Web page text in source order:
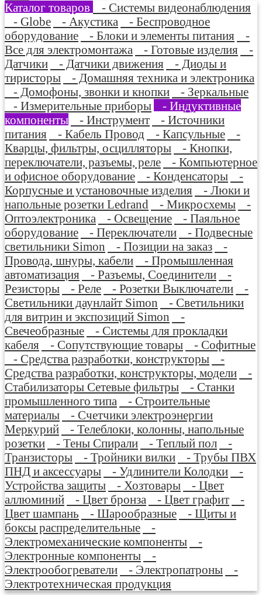
Каталог товаров
- Системы видеонаблюдения
- Globe
- Акустика
- Беспроводное
оборудование
- Блоки и элементы питания
-
Все для электромонтажа
- Готовые изделия
-
Датчики
- Датчики движения
- Диоды и
тиристоры
- Домашняя техника и электроника
- Домофоны, звонки и кнопки
- Зеркальные
- Измерительные приборы
- Индуктивные
компоненты
- Инструмент
- Источники
питания
- Кабель Провод - Капсульные
-
Кварцы, фильтры, осцилляторы
- Кнопки,
переключатели, разъемы, реле
- Компьютерное
и офисное оборудование
- Конденсаторы
-
Корпусные и установочные изделия
- Люки и
напольные розетки Ledrand
- Микросхемы
-
Оптоэлектроника
- Освещение
- Паяльное
оборудование
- Переключатели
- Подвесные
светильники Simon
- Позиции на заказ
-
Провода, шнуры, кабели
- Промышленная
автоматизация
- Разъемы, Соединители
-
Резисторы
- Реле - Розетки Выключатели
-
Светильники даунлайт Simon
- Светильники
для витрин и экспозиций Simon
-
Свечеобразные
- Системы для прокладки
кабеля
- Сопутствующие товары
- Софитные
- Средства разработки, конструкторы
-
Средства разработки, конструкторы, модели
-
Стабилизаторы Сетевые фильтры
- Станки
промышленного типа
- Строительные
материалы
- Счетчики электроэнергии
Меркурий
- Телеблоки, колонны, напольные
розетки
- Тены Спирали - Теплый пол
-
Транзисторы
- Тройники вилки
- Трубы ПВХ
ПНД и аксессуары
- Удлинители Колодки
-
Устройства защиты
- Хозтовары
- Цвет
аллюминий
- Цвет бронза - Цвет графит
-
Цвет шампань
- Шарообразные
- Щиты и
боксы распределительные
-
Электромеханические компоненты
-
Электронные компоненты
-
Электрообогреватели
- Электропатроны
-
Электротехническая продукция